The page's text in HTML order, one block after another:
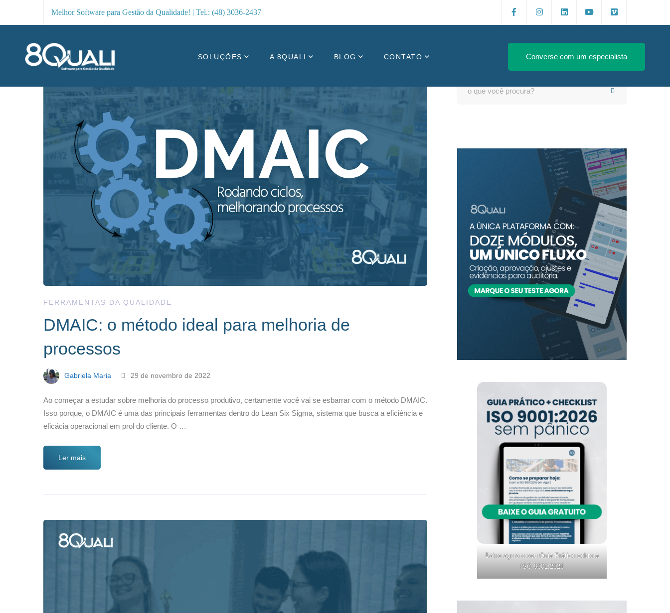
Melhor Software para Gestão da Qualidade! | Tel.: (48) 3036-2437
SOLUÇÕES A 8QUALI BLOG CONTATO Converse com um especialista
FERRAMENTAS DA QUALIDADE
DMAIC: o método ideal para melhoria de
processos
Gabriela Maria 29 de novembro de 2022
Ao começar a estudar sobre melhoria do processo produtivo, certamente você vai se esbarrar com o método DMAIC.
Isso porque, o DMAIC é uma das principais ferramentas dentro do Lean Six Sigma, sistema que busca a eficiência e
eficácia operacional em prol do cliente. O …
Ler mais
Baixe agora o seu Guia Prático sobre a
ISO 9001:2026